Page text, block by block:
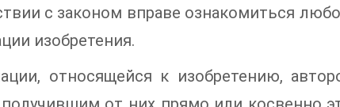
с законом вправе ознакомиться
изобретения.
относящейся к изобретению,